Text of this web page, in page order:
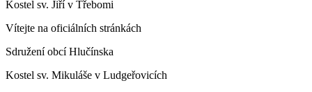
Kostel sv. Jiří v Třebomi
Vítejte na oficiálních stránkách
Sdružení obcí Hlučínska
Kostel sv. Mikuláše v Ludgeřovicích